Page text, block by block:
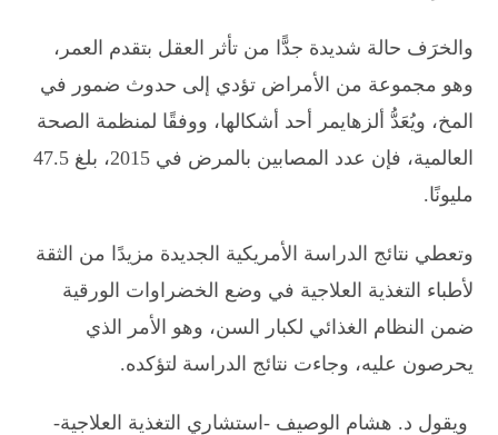
والخرَف حالة شديدة جدًّا من تأثر العقل بتقدم العمر،
وهو مجموعة من الأمراض تؤدي إلى حدوث ضمور في
المخ، ويُعَدُّ ألزهايمر أحد أشكالها، ووفقًا لمنظمة الصحة
العالمية، فإن عدد المصابين بالمرض في 2015، بلغ 47.5
مليونًا.
وتعطي نتائج الدراسة الأمريكية الجديدة مزيدًا من الثقة
لأطباء التغذية العلاجية في وضع الخضراوات الورقية
ضمن النظام الغذائي لكبار السن، وهو الأمر الذي
يحرصون عليه، وجاءت نتائج الدراسة لتؤكده.
ويقول د. هشام الوصيف -استشاري التغذية العلاجية-